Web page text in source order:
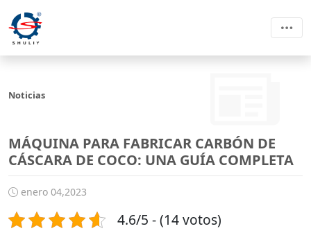
Noticias
MÁQUINA PARA FABRICAR CARBÓN DE
CÁSCARA DE COCO: UNA GUÍA COMPLETA
enero 04,2023
4.6/5 - (14 votos)